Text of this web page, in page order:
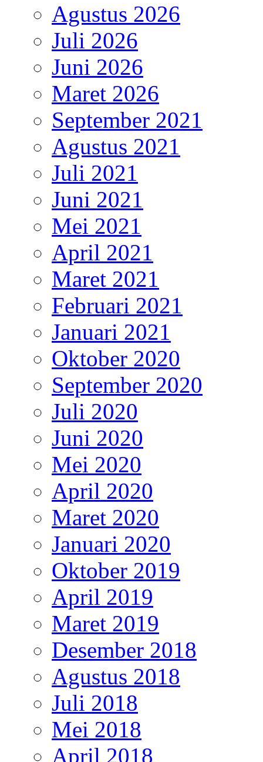
Agustus 2026
Juli 2026
Juni 2026
Maret 2026
September 2021
Agustus 2021
Juli 2021
Juni 2021
Mei 2021
April 2021
Maret 2021
Februari 2021
Januari 2021
Oktober 2020
September 2020
Juli 2020
Juni 2020
Mei 2020
April 2020
Maret 2020
Januari 2020
Oktober 2019
April 2019
Maret 2019
Desember 2018
Agustus 2018
Juli 2018
Mei 2018
April 2018